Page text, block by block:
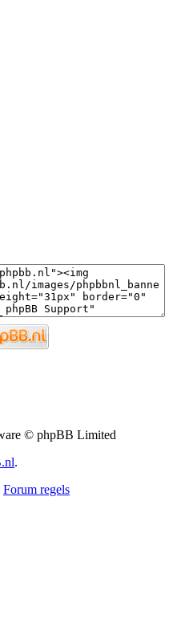
© phpBB Limited
.
Forum regels